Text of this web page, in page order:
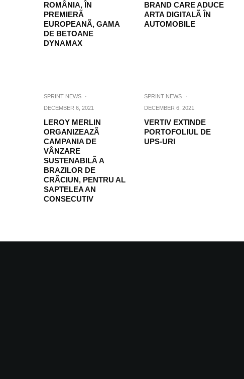
ROMÂNIA, ÎN
PREMIERÃ
EUROPEANÃ, GAMA
DE BETOANE
DYNAMAX
BRAND CARE ADUCE
ARTA DIGITALÃ ÎN
AUTOMOBILE
SPRINT NEWS
·
DECEMBER 6, 2021
LEROY MERLIN
ORGANIZEAZÃ
CAMPANIA DE
VÂNZARE
SUSTENABILÃ A
BRAZILOR DE
CRÃCIUN, PENTRU AL
SAPTELEA AN
CONSECUTIV
SPRINT NEWS
·
DECEMBER 6, 2021
VERTIV EXTINDE
PORTOFOLIUL DE
UPS-URI